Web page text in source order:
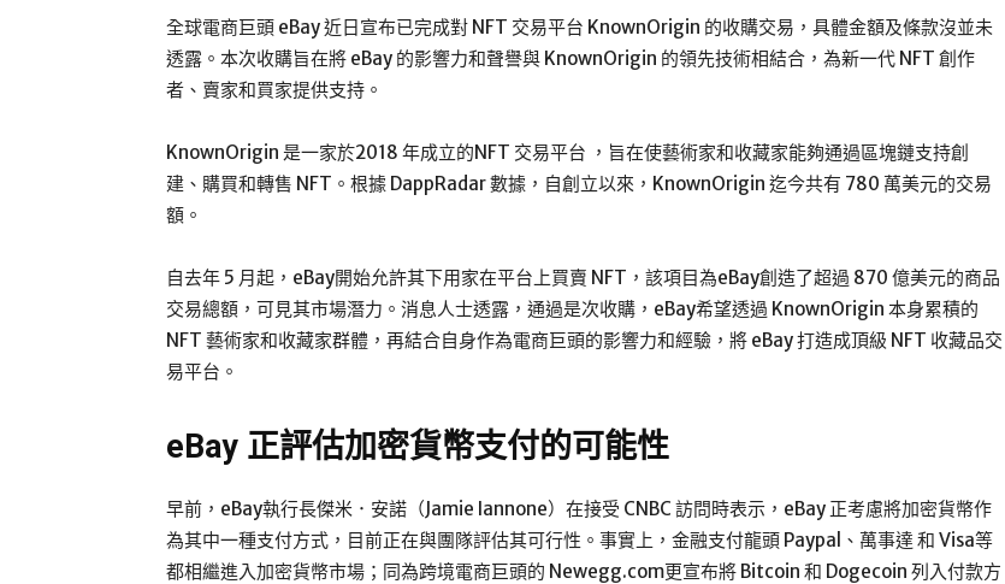
全球電商巨頭 eBay 近日宣布已完成對 NFT 交易平台 KnownOrigin 的收購交易，具體金額及條款沒並未
透露。本次收購旨在將 eBay 的影響力和聲譽與 KnownOrigin 的領先技術相結合，為新一代 NFT 創作
者、賣家和買家提供支持。
KnownOrigin 是一家於2018 年成立的NFT 交易平台 ，旨在使藝術家和收藏家能夠通過區塊鏈支持創
建、購買和轉售 NFT。根據 DappRadar 數據，自創立以來，KnownOrigin 迄今共有 780 萬美元的交易
額。
自去年 5 月起，eBay開始允許其下用家在平台上買賣 NFT，該項目為eBay創造了超過 870 億美元的商品
交易總額，可見其市場潛力。消息人士透露，通過是次收購，eBay希望透過 KnownOrigin 本身累積的
NFT 藝術家和收藏家群體，再結合自身作為電商巨頭的影響力和經驗，將 eBay 打造成頂級 NFT 收藏品交
易平台。
eBay 正評估加密貨幣支付的可能性
早前，eBay執行長傑米．安諾（Jamie Iannone）在接受 CNBC 訪問時表示，eBay 正考慮將加密貨幣作
為其中一種支付方式，目前正在與團隊評估其可行性。事實上，金融支付龍頭 Paypal、萬事達 和 Visa等
都相繼進入加密貨幣市場；同為跨境電商巨頭的 Newegg.com更宣布將 Bitcoin 和 Dogecoin 列入付款方